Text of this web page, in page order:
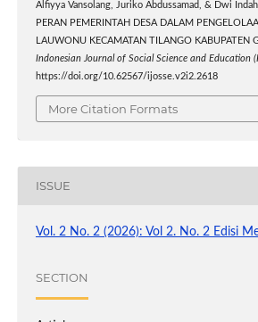
Alfiyya Vansolang, Juriko Abdussamad, & Dwi
PERAN PEMERINTAH DESA DALAM
LAUWONU KECAMATAN TILANGO KABUPATEN
Indonesian Journal of Social Science and Education
https://doi.org/10.62567/ijosse.v2i2.2618
More Citation Formats
ISSUE
Vol. 2 No. 2 (2026): Vol 2. No. 2 Edisi
SECTION